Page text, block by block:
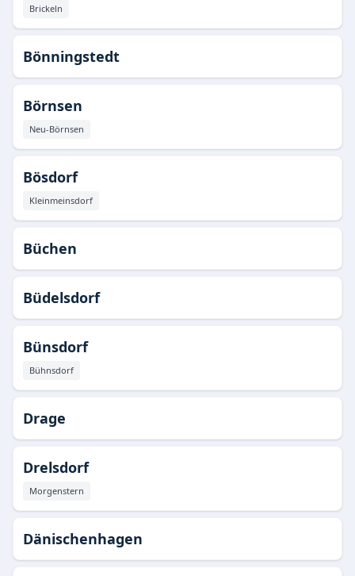
Brickeln
Bönningstedt
Börnsen
Neu-Börnsen
Bösdorf
Kleinmeinsdorf
Büchen
Büdelsdorf
Bünsdorf
Bühnsdorf
Drage
Drelsdorf
Morgenstern
Dänischenhagen